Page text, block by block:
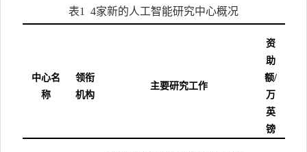
表1 4家新的人工智能研究中心概况
中心名
称
领衔
机构
主要研究工作
资
助
额/
万
英
镑